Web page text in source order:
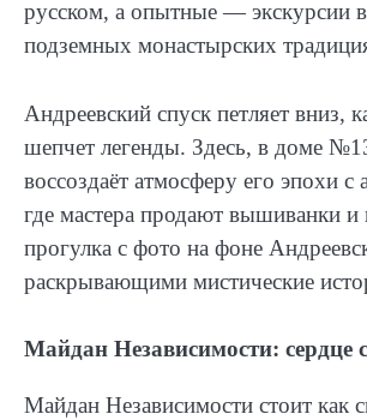
русском, а опытные — экскурсии
подземных монастырских
Андреевский спуск петляет
шепчет легенды. Здесь, в доме
воссоздаёт атмосферу его эпохи
где мастера продают вышиванки
прогулка с фото на фоне
раскрывающими мистические
Майдан Независимости: сердце
Майдан Независимости стоит как